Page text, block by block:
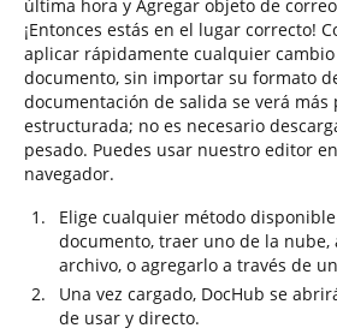
última hora y Agregar objeto de
¡Entonces estás en el lugar correcto!
aplicar rápidamente cualquier
documento, sin importar su formato
documentación de salida se verá más
estructurada; no es necesario
pesado. Puedes usar nuestro editor
navegador.
Elige cualquier método
documento, traer uno de la
archivo, o agregarlo a través de
Una vez cargado, DocHub se
de usar y directo.